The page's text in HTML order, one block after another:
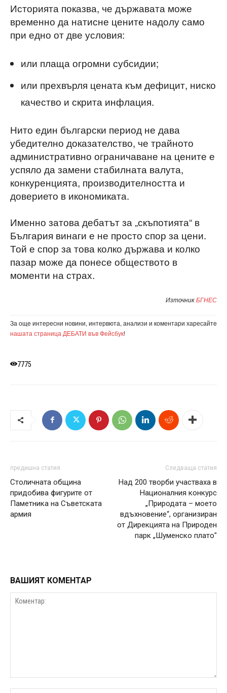
Историята показва, че държавата може
временно да натисне цените надолу само
при едно от две условия:
или плаща огромни субсидии;
или прехвърля цената към дефицит, ниско
качество и скрита инфлация.
Нито един български период не дава
убедително доказателство, че трайното
административно ограничаване на цените е
успяло да замени стабилната валута,
конкуренцията, производителността и
доверието в икономиката.
Именно затова дебатът за „скъпотията“ в
България винаги е не просто спор за цени.
Той е спор за това колко държава и колко
пазар може да понесе обществото в
моменти на страх.
ИзточникБГНЕС
За още интересни новини, интервюта, анализи и коментари харесайте
нашата страница ДЕБАТИ във Фейсбук!
7775
предишна статия
Столичната община
придобива фигурите от
Паметника на Съветската
армия
Следваща статия
Над 200 творби участваха в
Националния конкурс
„Природата – моето
вдъхновение“, организиран
от Дирекцията на Природен
парк „Шуменско плато"
ВАШИЯТ КОМЕНТАР